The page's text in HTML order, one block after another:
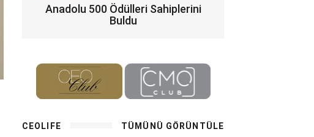
Anadolu 500 Ödülleri Sahiplerini
Buldu
CEOLIFE TÜMÜNÜ GÖRÜNTÜLE